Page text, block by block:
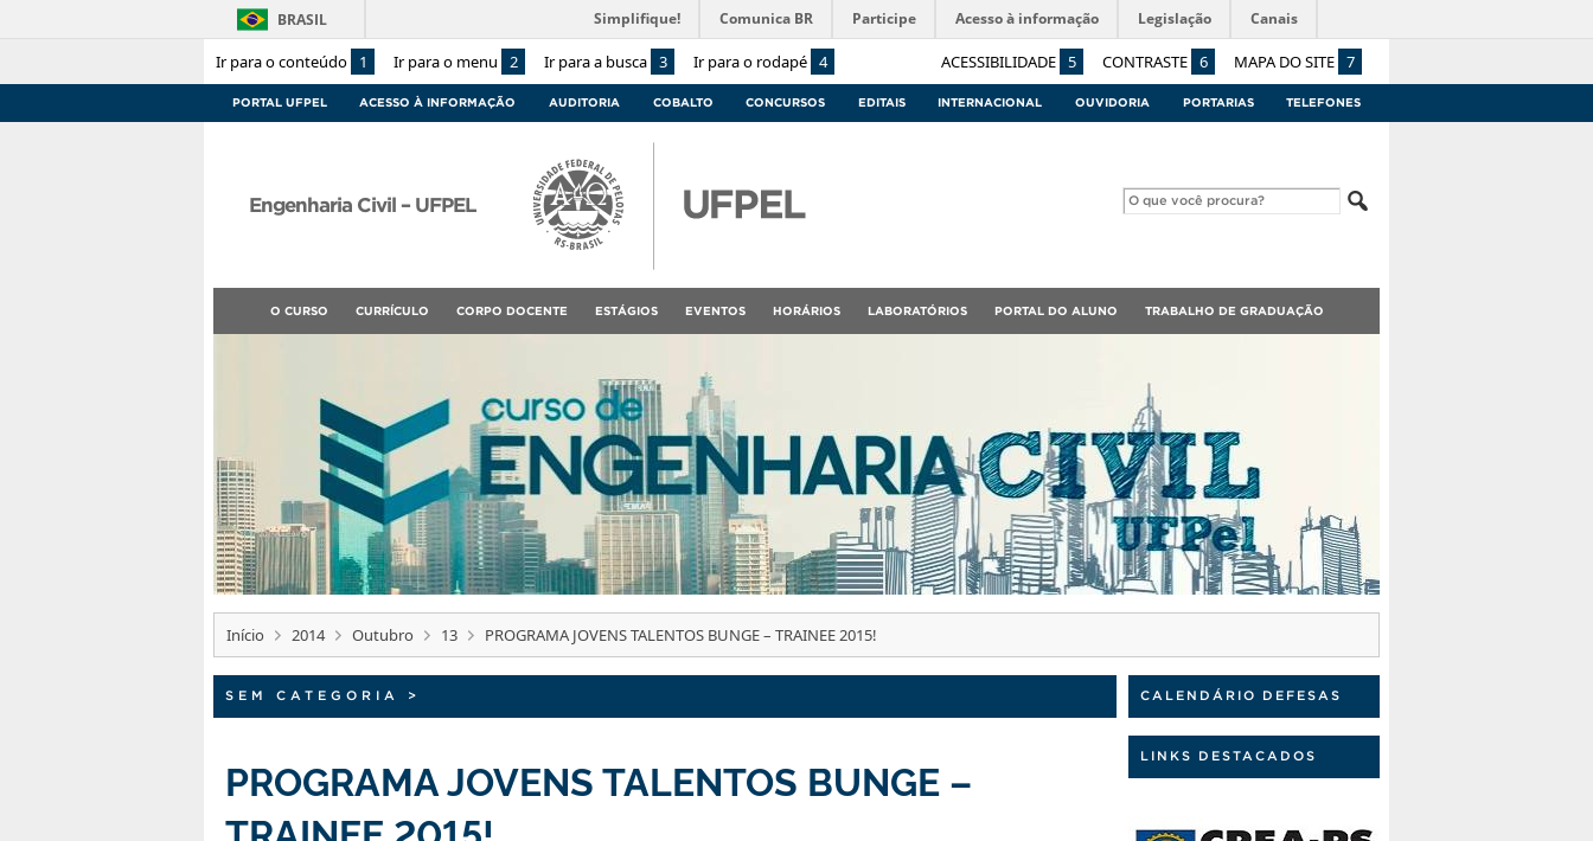
Ir para o conteúdo 1 Ir para o menu 2 Ir para a busca 3 Ir para o rodapé 4 ACESSIBILIDADE 5 CONTRASTE 6 MAPA DO SITE 7
BRASIL Simplifique! Comunica BR Participe Acesso à informação Legislação Canais
PORTAL UFPEL ACESSO À INFORMAÇÃO AUDITORIA COBALTO CONCURSOS EDITAIS INTERNACIONAL OUVIDORIA PORTARIAS TELEFONES
Engenharia Civil – UFPEL
O CURSO CURRÍCULO CORPO DOCENTE ESTÁGIOS EVENTOS HORÁRIOS LABORATÓRIOS PORTAL DO ALUNO TRABALHO DE GRADUAÇÃO
Início 2014 Outubro 13 PROGRAMA JOVENS TALENTOS BUNGE – TRAINEE 2015!
SEM CATEGORIA >
PROGRAMA JOVENS TALENTOS BUNGE –
CALENDÁRIO DEFESAS
LINKS DESTACADOS